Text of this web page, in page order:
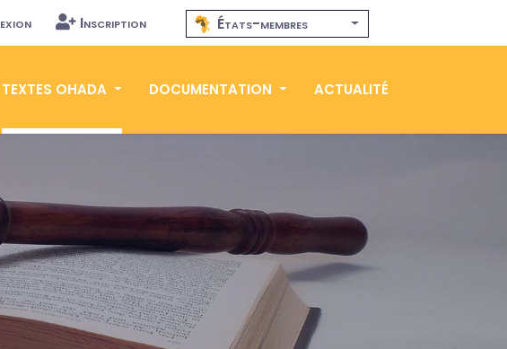
Inscription États-membres
TEXTES OHADA DOCUMENTATION ACTUALITÉ